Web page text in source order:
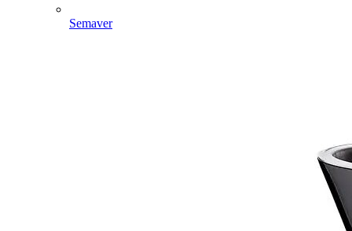
Semaver